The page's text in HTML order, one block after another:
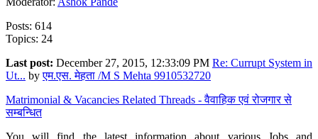
Posts: 614
Topics: 24
Last post: December 27, 2015, 12:33:09 PM Re: Currupt System in
Ut... byएम.एस. मेहता /M S Mehta 9910532720
Matrimonial & Vacancies Related Threads - वैवाहिक एवं रोजगार से
सम्बन्धित
You will find the latest information about various Jobs and